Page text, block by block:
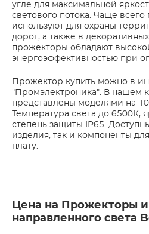
угле для максимальной
светового потока. Чаще
используют для охраны
дорог, а также в
прожекторы обладают
энергоэффективностью при
Прожектор купить можно в
"Промэлектроника". В нашем
представлены моделями на
Температура света до 6500К,
степень защиты IP65.
изделия, так и компоненты
плату.
Цена на Прожекторы
направленного света